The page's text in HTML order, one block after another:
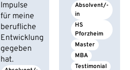
Impulse
für meine
berufliche
Entwicklung
gegeben
hat.
Absolvent/-
in
HS
Pforzheim
Master
MBA
Testimonial